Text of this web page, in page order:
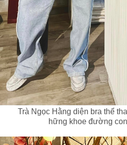
Trà Ngọc Hằng diện bra thể
hững khoe đường